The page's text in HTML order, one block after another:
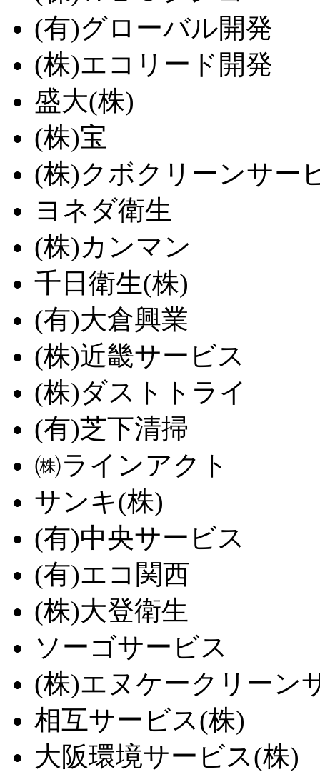
(有)グローバル開発
(株)エコリード開発
盛大(株)
(株)宝
(株)クボクリーンサー
ヨネダ衛生
(株)カンマン
千日衛生(株)
(有)大倉興業
(株)近畿サービス
(株)ダストトライ
(有)芝下清掃
㈱ラインアクト
サンキ(株)
(有)中央サービス
(有)エコ関西
(株)大登衛生
ソーゴサービス
(株)エヌケークリーン
相互サービス(株)
大阪環境サービス(株)